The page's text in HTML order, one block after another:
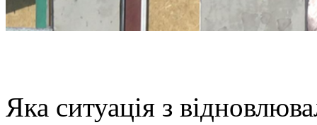
Яка ситуація з